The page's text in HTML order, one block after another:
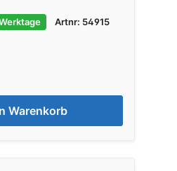
Artnr: 54915
Warenkorb